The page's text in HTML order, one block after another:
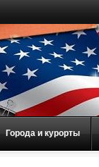
Города и курорты